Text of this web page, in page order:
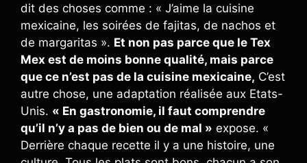
dit des choses comme : « J’aime la cuisine
mexicaine, les soirées de fajitas, de nachos et
de margaritas ». Et non pas parce que le Tex
Mex est de moins bonne qualité, mais parce
que ce n’est pas de la cuisine mexicaine, C’est
autre chose, une adaptation réalisée aux Etats-
Unis. « En gastronomie, il faut comprendre
qu’il n’y a pas de bien ou de mal » expose. «
Derrière chaque recette il y a une histoire, une